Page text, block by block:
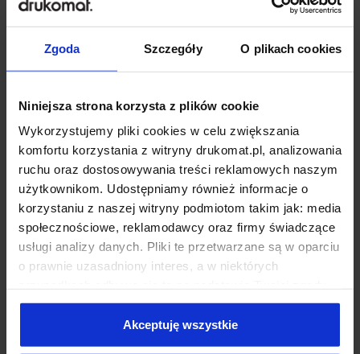
Zgoda Szczegóły O plikach cookies
Niniejsza strona korzysta z plików cookie
Wykorzystujemy pliki cookies w celu zwiększania
komfortu korzystania z witryny drukomat.pl, analizowania
ruchu oraz dostosowywania treści reklamowych naszym
użytkownikom. Udostępniamy również informacje o
korzystaniu z naszej witryny podmiotom takim jak: media
społecznościowe, reklamodawcy oraz firmy świadczące
usługi analizy danych. Pliki te przetwarzane są w oparciu
o prawnie uzasadniony interes, a w niektórych
Niektóre z plików cookies dostarczane i przetwarzane są
przez naszych zewnętrznych partnerów, z których listą
możesz zapoznać się poniżej. Klikając “Akceptuję
Akceptuję wszystkie
Numery startowe
Backlight Papier pakowy